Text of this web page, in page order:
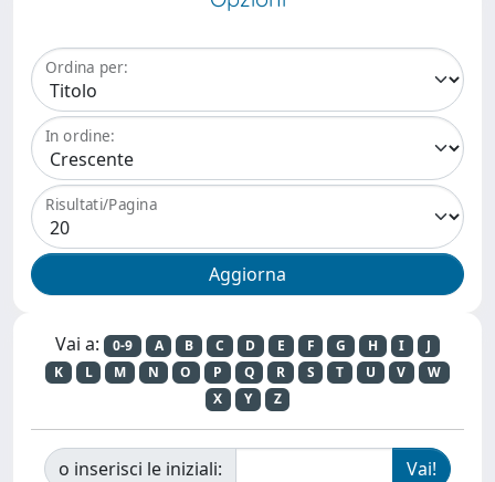
Ordina per:
In ordine:
Risultati/Pagina
Vai a: 0-9 A B C D E F G H I
J
K
L M N O P Q R S T U V
W
X
Y Z
o inserisci le iniziali: